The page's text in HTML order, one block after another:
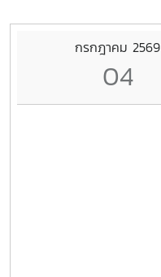
กรกฎาคม 2569
04